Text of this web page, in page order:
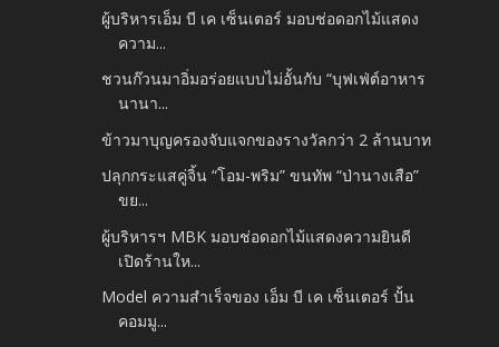
ผู้บริหารเอ็ม บี เค เซ็นเตอร์ มอบช่อดอกไม้แสดง
ความ...
ชวนก๊วนมาอิ่มอร่อยแบบไม่อั้นกับ “บุฟเฟ่ต์อาหาร
นานา...
ข้าวมาบุญครองจับแจกของรางวัลกว่า 2 ล้านบาท
ปลุกกระแสคู่จิ้น “โอม-พริม” ขนทัพ “ป่านางเสือ”
ขย...
ผู้บริหารฯ MBK มอบช่อดอกไม้แสดงความยินดี
เปิดร้านให...
Model ความสำเร็จของ เอ็ม บี เค เซ็นเตอร์ ปั้น
คอมมู...